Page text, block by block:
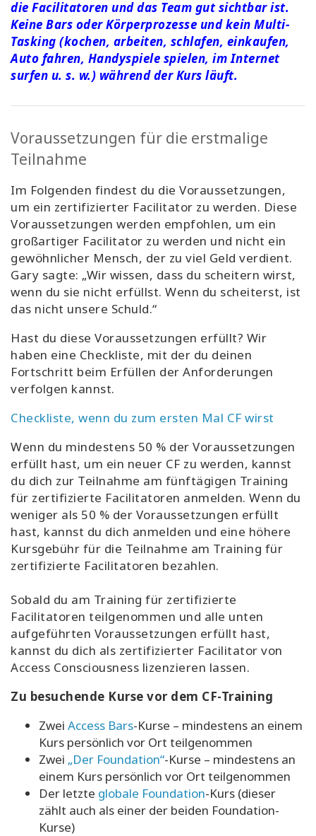
die Facilitatoren und das Team gut sichtbar ist.
Keine Bars oder Körperprozesse und kein Multi-
Tasking (kochen, arbeiten, schlafen, einkaufen,
Auto fahren, Handyspiele spielen, im Internet
surfen u. s. w.) während der Kurs läuft.
Voraussetzungen für die erstmalige
Teilnahme
Im Folgenden findest du die Voraussetzungen,
um ein zertifizierter Facilitator zu werden. Diese
Voraussetzungen werden empfohlen, um ein
großartiger Facilitator zu werden und nicht ein
gewöhnlicher Mensch, der zu viel Geld verdient.
Gary sagte: „Wir wissen, dass du scheitern wirst,
wenn du sie nicht erfüllst. Wenn du scheiterst, ist
das nicht unsere Schuld.“
Hast du diese Voraussetzungen erfüllt? Wir
haben eine Checkliste, mit der du deinen
Fortschritt beim Erfüllen der Anforderungen
verfolgen kannst.
Checkliste, wenn du zum ersten Mal CF wirst
Wenn du mindestens 50 % der Voraussetzungen
erfüllt hast, um ein neuer CF zu werden, kannst
du dich zur Teilnahme am fünftägigen Training
für zertifizierte Facilitatoren anmelden. Wenn du
weniger als 50 % der Voraussetzungen erfüllt
hast, kannst du dich anmelden und eine höhere
Kursgebühr für die Teilnahme am Training für
zertifizierte Facilitatoren bezahlen.
Sobald du am Training für zertifizierte
Facilitatoren teilgenommen und alle unten
aufgeführten Voraussetzungen erfüllt hast,
kannst du dich als zertifizierter Facilitator von
Access Consciousness lizenzieren lassen.
Zu besuchende Kurse vor dem CF-Training
Zwei Access Bars-Kurse – mindestens an einem
Kurs persönlich vor Ort teilgenommen
Zwei „Der Foundation“-Kurse – mindestens an
einem Kurs persönlich vor Ort teilgenommen
Der letzte globale Foundation-Kurs (dieser
zählt auch als einer der beiden Foundation-
Kurse)